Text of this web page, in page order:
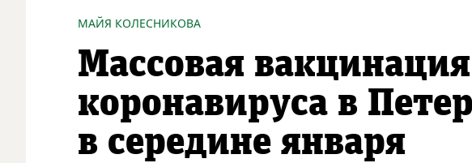
МАЙЯ КОЛЕСНИКОВА
Массовая
коронавируса в
в середине января